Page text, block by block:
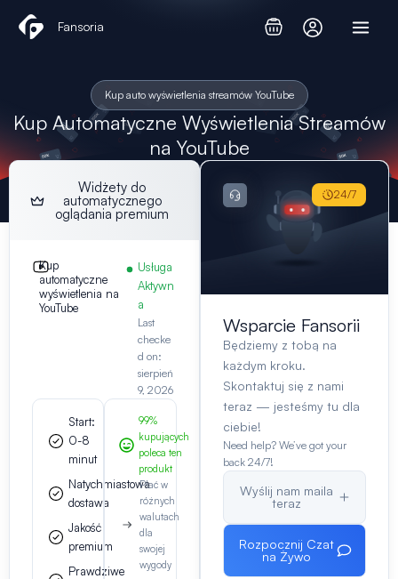
Fansoria
Kup auto wyświetlenia streamów YouTube
Kup Automatyczne Wyświetlenia Streamów
na YouTube
Widżety do
automatycznego
oglądania premium
Kup
automatyczne
wyświetlenia na
YouTube
Usługa
Aktywn
a
Last
checke
d on:
sierpień
9, 2026
Start:
0-8
minut
Natychmiastowa
dostawa
Jakość
premium
Prawdziwe
99%
kupujących
poleca ten
produkt
Płać w
różnych
walutach
dla
swojej
wygody
Wsparcie Fansorii
Będziemy z tobą na
każdym kroku.
Skontaktuj się z nami
teraz — jesteśmy tu dla
ciebie!
Need help? We’ve got your
back 24/7!
Wyślij nam maila
teraz
Rozpocznij Czat
na Żywo
24/7